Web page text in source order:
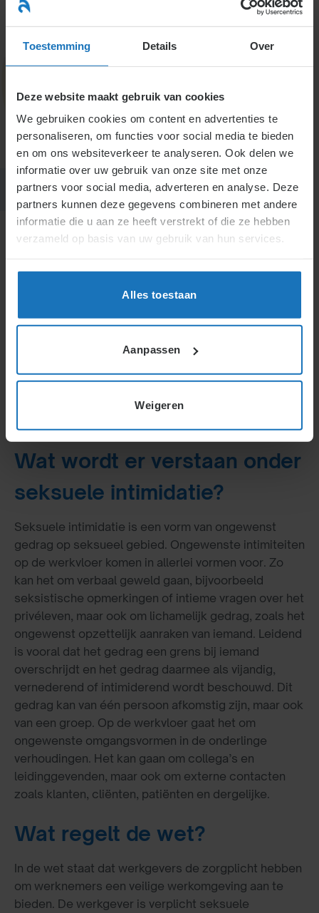
Toestemming Details Over
Deze website maakt gebruik van cookies
We gebruiken cookies om content en advertenties te
personaliseren, om functies voor social media te bieden
en om ons websiteverkeer te analyseren. Ook delen we
informatie over uw gebruik van onze site met onze
partners voor social media, adverteren en analyse. Deze
partners kunnen deze gegevens combineren met andere
informatie die u aan ze heeft verstrekt of die ze hebben
verzameld op basis van uw gebruik van hun services.
Alles toestaan
Aanpassen
Weigeren
naar
inhoud
7. Seksuele intimidatie
H7. Seksuele intimidatie
Actueel
werkvloer wil voorkomen, kan een aantal zaken
regelen. In dit artikel worden er een aantal
Wat wordt er verstaan onder
seksuele intimidatie?
Seksuele intimidatie is een vorm van ongewenst
gedrag op seksueel gebied. Ongewenste intimiteiten
op de werkvloer komen in allerlei vormen voor. Zo
kan het om verbaal geweld gaan, bijvoorbeeld
seksistische opmerkingen of intieme vragen over het
privéleven, maar ook om lichamelijk gedrag, zoals het
ongewenst opzettelijk aanraken van iemand. Leidend
is vooral dat het gedrag een grens bij iemand
overschrijdt en het gedrag daarmee als vijandig,
vernederend of intimiderend wordt beschouwd. Dit
gedrag kan van één persoon afkomstig zijn, maar ook
van een groep. Op de werkvloer gaat het om
ongewenste omgangsvormen in de onderlinge
verhoudingen. Het kan gaan om collega’s en
leidinggevenden, maar ook om externe contacten
zoals klanten, cliënten, patiënten en dergelijke.
Wat regelt de wet?
In de wet staat dat werkgevers de zorgplicht hebben
om werknemers een veilige werkomgeving aan te
bieden. De werkgever is verplicht seksuele